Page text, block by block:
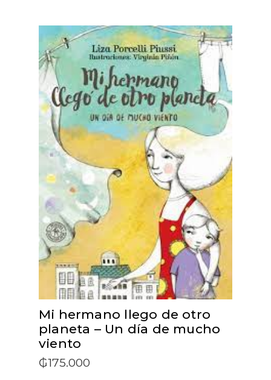
ADD TO CART
Mi hermano llego de otro
planeta – Un día de mucho
viento
₲175.000